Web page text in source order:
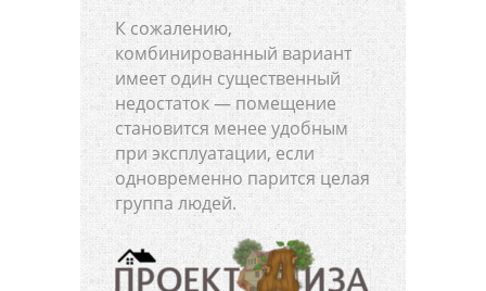
К сожалению,
комбинированный вариант
имеет один существенный
недостаток — помещение
становится менее удобным
при эксплуатации, если
одновременно парится целая
группа людей.